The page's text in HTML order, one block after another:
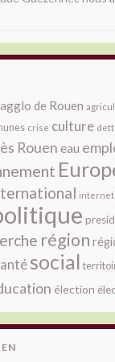
agglo de Rouen
crise culture
Rouen eau
internet
région
social
élection